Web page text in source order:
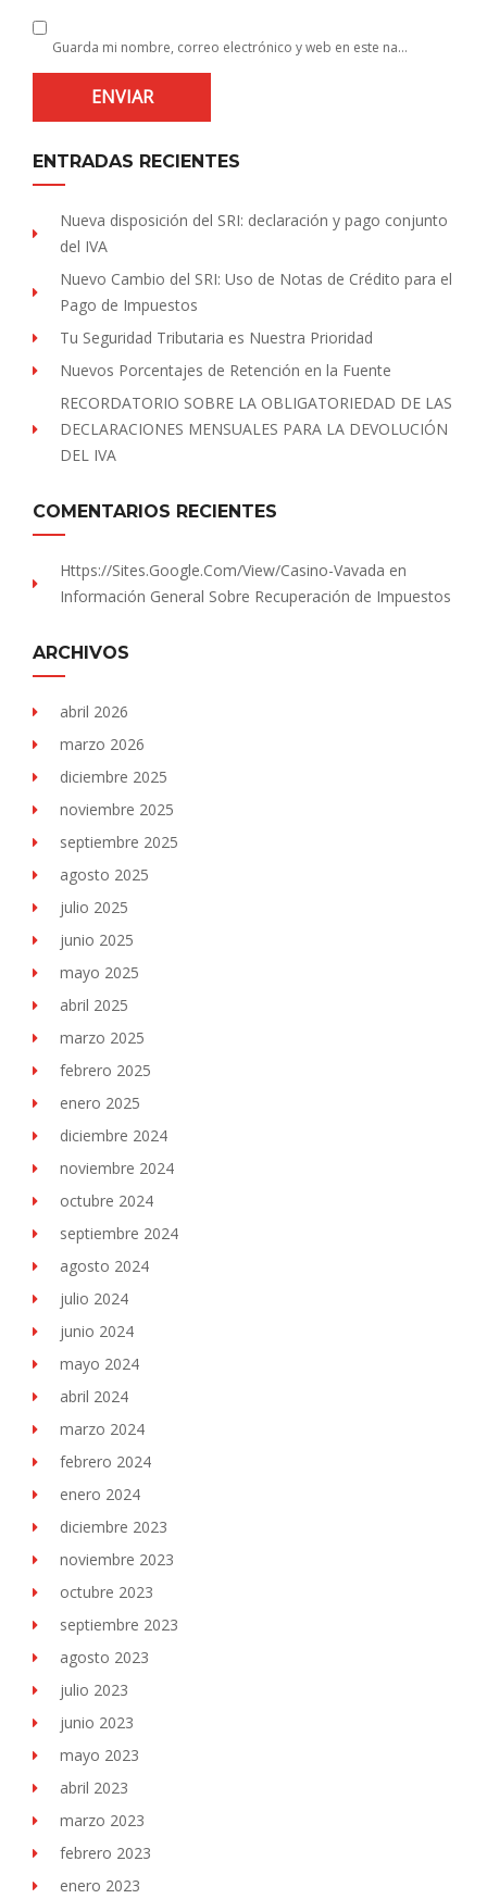
Guarda mi nombre, correo electrónico y web en este navegador para la próxima vez que comente.
ENTRADAS RECIENTES
Nueva disposición del SRI: declaración y pago conjunto
del IVA
Nuevo Cambio del SRI: Uso de Notas de Crédito para el
Pago de Impuestos
Tu Seguridad Tributaria es Nuestra Prioridad
Nuevos Porcentajes de Retención en la Fuente
RECORDATORIO SOBRE LA OBLIGATORIEDAD DE LAS
DECLARACIONES MENSUALES PARA LA DEVOLUCIÓN
DEL IVA
COMENTARIOS RECIENTES
Https://sites.Google.com/view/Casino-Vavada en
Información General Sobre Recuperación de Impuestos
ARCHIVOS
abril 2026
marzo 2026
diciembre 2025
noviembre 2025
septiembre 2025
agosto 2025
julio 2025
junio 2025
mayo 2025
abril 2025
marzo 2025
febrero 2025
enero 2025
diciembre 2024
noviembre 2024
octubre 2024
septiembre 2024
agosto 2024
julio 2024
junio 2024
mayo 2024
abril 2024
marzo 2024
febrero 2024
enero 2024
diciembre 2023
noviembre 2023
octubre 2023
septiembre 2023
agosto 2023
julio 2023
junio 2023
mayo 2023
abril 2023
marzo 2023
febrero 2023
enero 2023